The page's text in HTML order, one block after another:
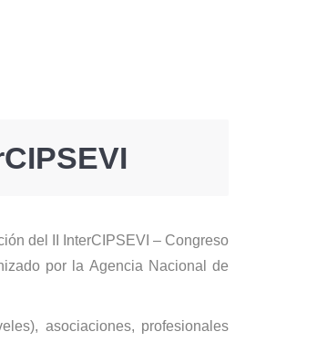
del II InterCIPSEVI – Congreso
por la Agencia Nacional de
asociaciones, profesionales